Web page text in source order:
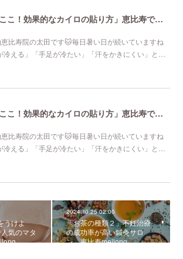
「代謝アップならここ！効果的なカイロの貼り方」恵比寿で口コミNo 1美容鍼灸ならmeilong
比寿院の太田です🐱毎日暑い日が続いていますね
冷える」「手足が冷たい」「汗をかきにくい」と…
「代謝アップならここ！効果的なカイロの貼り方」恵比寿で口コミNo 1美容鍼灸ならmeilong
比寿院の太田です🐱毎日暑い日が続いていますね
冷える」「手足が冷たい」「汗をかきにくい」と…
うけよ
気のマタ
2024.10.25 02:00
「お茶の種類２」不妊治療
の成功率が高い鍼灸サロ
ン 恵比寿meilong